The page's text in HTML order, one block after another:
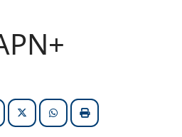
X (formerly Twitter)Imprimir matéria